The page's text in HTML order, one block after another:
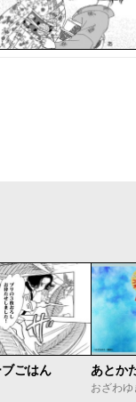
ごはん あとか
おざわゆ